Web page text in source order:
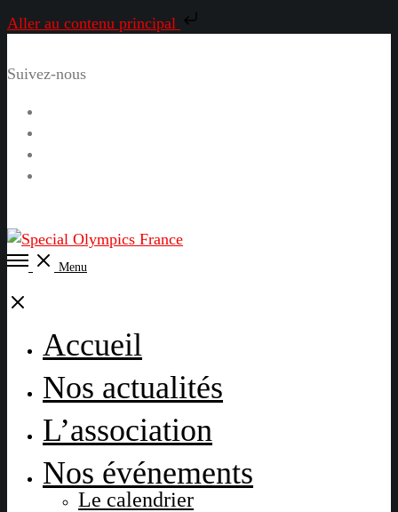
Aller au contenu principal
Suivez-nous
Open
Menu
Close
Accueil
Nos actualités
L’association
Nos événements
Le calendrier